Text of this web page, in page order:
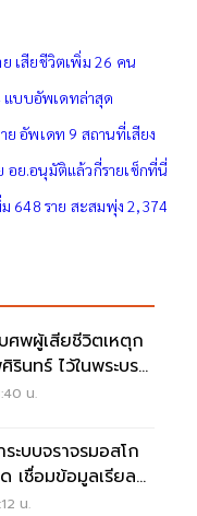
เสียชีวิตเพิ่ม 26 คน
แบบอัพเดทล่าสุด
ย อัพเดท 9 สถานที่เสียง
อย.อนุมัติแล้วกี่รายเช็กที่นี่
648 ราย สะสมพุ่ง 2,374
ศพผู้เสียชีวิตเหตุก
รินทร์ ไว้ในพระบรม
น.
ะบบจราจรมอสโก
เชื่อมข้อมูลเรียล
น.